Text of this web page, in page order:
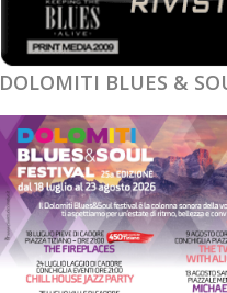
DOLOMITI BLUES &